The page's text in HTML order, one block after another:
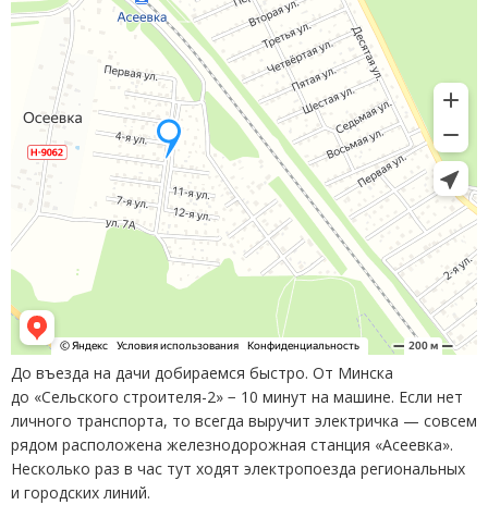
До въезда на дачи добираемся быстро. От Минска
до «Сельского строителя-2» − 10 минут на машине. Если нет
личного транспорта, то всегда выручит электричка — совсем
рядом расположена железнодорожная станция «Асеевка».
Несколько раз в час тут ходят электропоезда региональных
и городских линий.